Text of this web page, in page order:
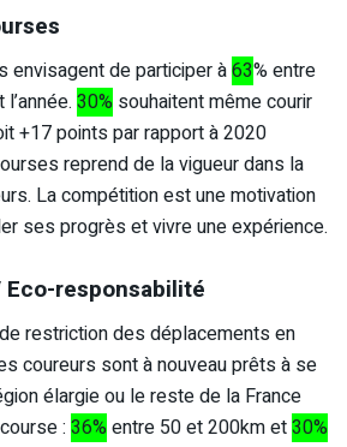
envisagent de participer à63% entre
30% souhaitent même courir
+17 points par rapport à 2020
reprend de la vigueur dans la
La compétition est une motivation
ses progrès et vivre une expérience.
responsabilité
restriction des déplacements en
coureurs sont à nouveau prêts à se
élargie ou le reste de la France
: 36%entre 50 et 200km et30%